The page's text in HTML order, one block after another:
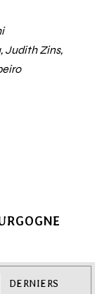
Judith Zins,
DERNIERS